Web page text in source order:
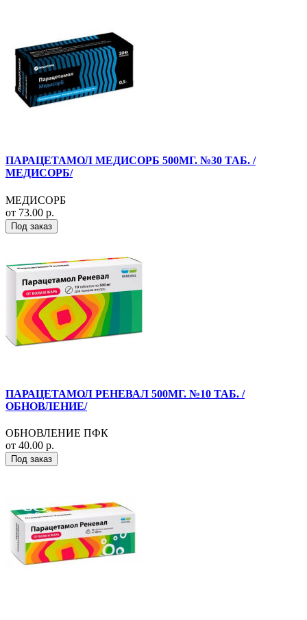
ПАРАЦЕТАМОЛ МЕДИСОРБ 500МГ. №30 ТАБ. /
МЕДИСОРБ/
МЕДИСОРБ
от 73.00 р.
Под заказ
ПАРАЦЕТАМОЛ РЕНЕВАЛ 500МГ. №10 ТАБ. /
ОБНОВЛЕНИЕ/
ОБНОВЛЕНИЕ ПФК
от 40.00 р.
Под заказ